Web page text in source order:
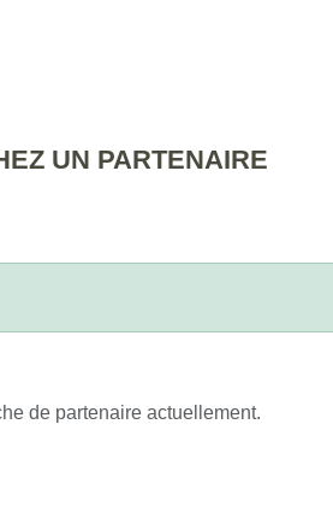
UN PARTENAIRE
de partenaire actuellement.